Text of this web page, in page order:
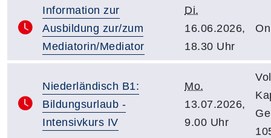
Information zur
Ausbildung zur/zum
Mediatorin/Mediator
Di.
16.06.2026,
18.30 Uhr
Niederländisch B1:
Bildungsurlaub -
Intensivkurs IV
Mo.
13.07.2026,
9.00 Uhr